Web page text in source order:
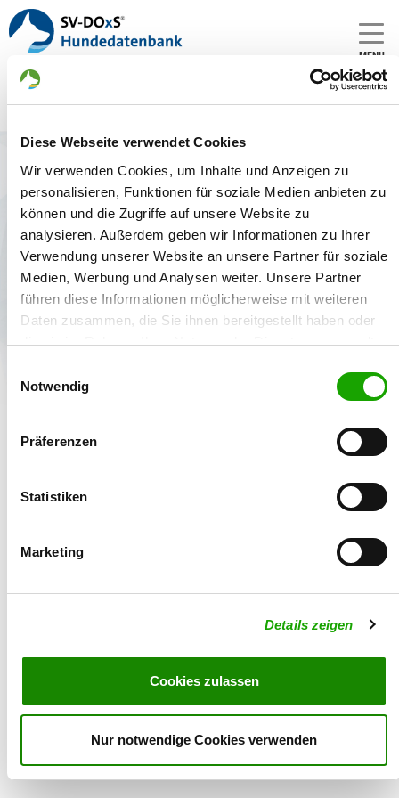
Diese Webseite verwendet Cookies
Wir verwenden Cookies, um Inhalte und Anzeigen zu
personalisieren, Funktionen für soziale Medien anbieten zu
können und die Zugriffe auf unsere Website zu
analysieren. Außerdem geben wir Informationen zu Ihrer
Verwendung unserer Website an unsere Partner für soziale
Medien, Werbung und Analysen weiter. Unsere Partner
führen diese Informationen möglicherweise mit weiteren
Daten zusammen, die Sie ihnen bereitgestellt haben oder
die sie im Rahmen Ihrer Nutzung der Dienste gesammelt
Sie unsere Webseite weiterhin nutzen.
Notwendig
Präferenzen
Statistiken
Marketing
Details zeigen
Cookies zulassen
Nur notwendige Cookies verwenden
MENU
Zwinger: vom Teichblick
Gründungsdatum:
30.11.2001
Züchter:
Bernd Brunner, 67459 Böhl-Iggelheim - Deutschland
Zwinger Welpenangebote Deckakte
© 2026 - Verein für Deutsche Schäferhunde (SV) e.V.